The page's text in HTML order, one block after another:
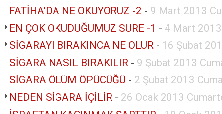
FATİHA’DA NE OKUYORUZ -2 - 9 Mart 2013
EN ÇOK OKUDUĞUMUZ SURE -1 - 4 Mart
SİGARAYI BIRAKINCA NE OLUR - 16 Şubat
SİGARA NASIL BIRAKILIR - 9 Şubat 2013
SİGARA ÖLÜM ÖPÜCÜĞÜ - 2 Şubat 2013
NEDEN SİGARA İÇİLİR - 26 Ocak 2013